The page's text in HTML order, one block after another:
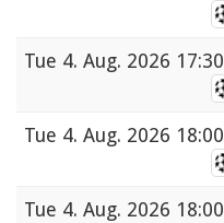
Tue 4. Aug. 2026 17:30
Tue 4. Aug. 2026 18:00
Tue 4. Aug. 2026 18:00